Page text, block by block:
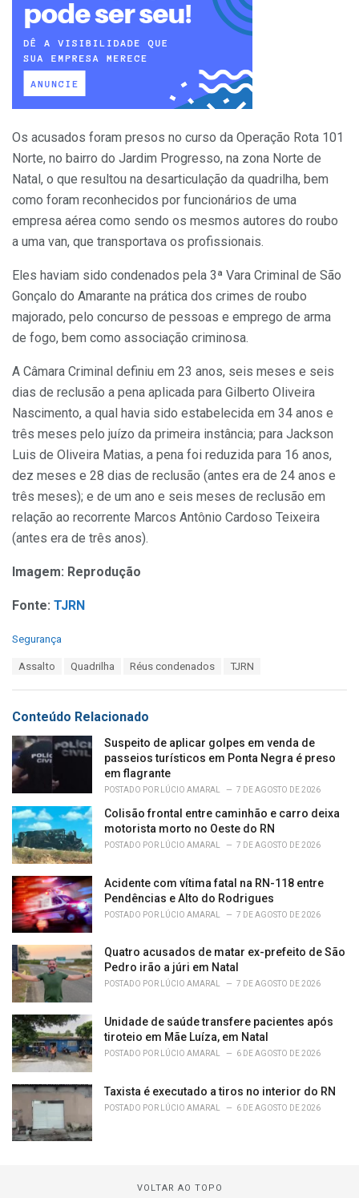
Os acusados foram presos no curso da Operação Rota 101
Norte, no bairro do Jardim Progresso, na zona Norte de
Natal, o que resultou na desarticulação da quadrilha, bem
como foram reconhecidos por funcionários de uma
empresa aérea como sendo os mesmos autores do roubo
a uma van, que transportava os profissionais.
Eles haviam sido condenados pela 3ª Vara Criminal de São
Gonçalo do Amarante na prática dos crimes de roubo
majorado, pelo concurso de pessoas e emprego de arma
de fogo, bem como associação criminosa.
A Câmara Criminal definiu em 23 anos, seis meses e seis
dias de reclusão a pena aplicada para Gilberto Oliveira
Nascimento, a qual havia sido estabelecida em 34 anos e
três meses pelo juízo da primeira instância; para Jackson
Luis de Oliveira Matias, a pena foi reduzida para 16 anos,
dez meses e 28 dias de reclusão (antes era de 24 anos e
três meses); e de um ano e seis meses de reclusão em
relação ao recorrente Marcos Antônio Cardoso Teixeira
(antes era de três anos).
Imagem: Reprodução
Fonte: TJRN
C
o
r
i
e
s
:
Segurança
:
Assalto Quadrilha Réus condenados TJRN
Conteúdo Relacionado
Suspeito de aplicar golpes em venda de
passeios turísticos em Ponta Negra é preso
em flagrante
POSTADO POR LÚCIO AMARAL 7 DE AGOSTO DE 2026
Colisão frontal entre caminhão e carro deixa
motorista morto no Oeste do RN
POSTADO POR LÚCIO AMARAL 7 DE AGOSTO DE 2026
Acidente com vítima fatal na RN-118 entre
Pendências e Alto do Rodrigues
POSTADO POR LÚCIO AMARAL 7 DE AGOSTO DE 2026
Quatro acusados de matar ex-prefeito de São
Pedro irão a júri em Natal
POSTADO POR LÚCIO AMARAL 7 DE AGOSTO DE 2026
Unidade de saúde transfere pacientes após
tiroteio em Mãe Luíza, em Natal
POSTADO POR LÚCIO AMARAL 6 DE AGOSTO DE 2026
Taxista é executado a tiros no interior do RN
POSTADO POR LÚCIO AMARAL 6 DE AGOSTO DE 2026
VOLTAR AO TOPO